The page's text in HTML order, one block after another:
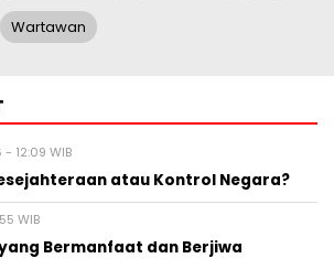
Wartawan
12:09 WIB
atau Kontrol Negara?
WIB
Bermanfaat dan Berjiwa